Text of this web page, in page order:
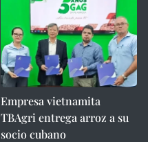
Empresa vietnamita
TBAgri entrega arroz a su
socio cubano